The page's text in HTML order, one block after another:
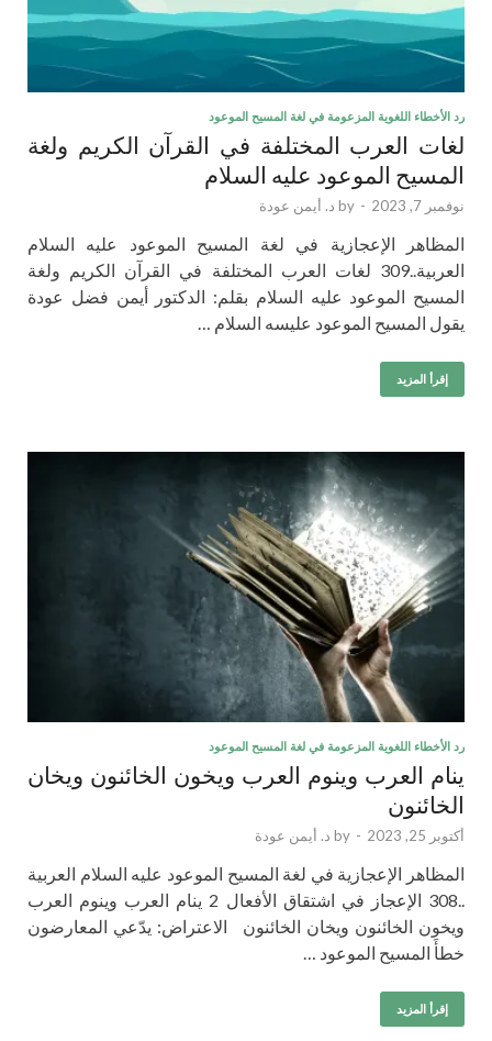
رد الأخطاء اللغوية المزعومة في لغة المسيح الموعود
لغات العرب المختلفة في القرآن الكريم ولغة
المسيح الموعود عليه السلام
نوفمبر 7, 2023 -
by د. أيمن عودة
المظاهر الإعجازية في لغة المسيح الموعود عليه السلام
العربية..309 لغات العرب المختلفة في القرآن الكريم ولغة
المسيح الموعود عليه السلام بقلم: الدكتور أيمن فضل عودة
يقول المسيح الموعود عليسه السلام …
إقرأ المزيد
رد الأخطاء اللغوية المزعومة في لغة المسيح الموعود
ينام العرب وينوم العرب ويخون الخائنون ويخان
الخائنون
أكتوبر 25, 2023 -
by د. أيمن عودة
المظاهر الإعجازية في لغة المسيح الموعود عليه السلام العربية
..308 الإعجاز في اشتقاق الأفعال 2 ينام العرب وينوم العرب
ويخون الخائنون ويخان الخائنون الاعتراض: يدّعي المعارضون
خطأَ المسيح الموعود …
إقرأ المزيد